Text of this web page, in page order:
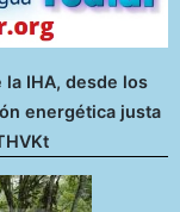
IHA, desde los
energética justa